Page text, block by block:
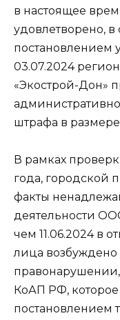
в настоящее
удовлетворено, в
постановлением
03.07.2024
«Экострой-Дон»
штрафа в
В рамках
года, городской
факты
деятельности
чем 11.06.2024 в
лица
правонарушении,
КоАП РФ,
постановлением